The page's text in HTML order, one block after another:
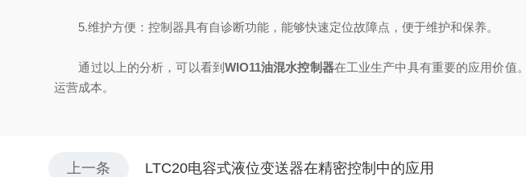
5.维护方便：控制器具有自诊断功能，能够快速定位故障点，便于维护和保养。
通过以上的分析，可以看到 WIO11油混水控制器在工业生产中具有重要的应用价值
运营成本。
上一条 LTC20电容式液位变送器在精密控制中的应用